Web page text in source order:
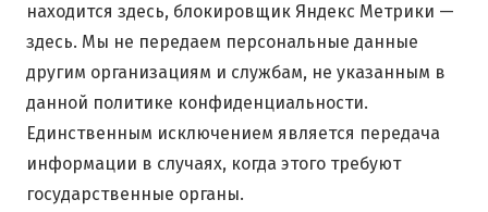
находится здесь, блокировщик Яндекс Метрики —
здесь. Мы не передаем персональные данные
другим организациям и службам, не указанным в
данной политике конфиденциальности.
Единственным исключением является передача
информации в случаях, когда этого требуют
государственные органы.